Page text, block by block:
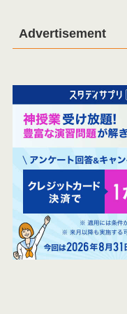
Advertisement